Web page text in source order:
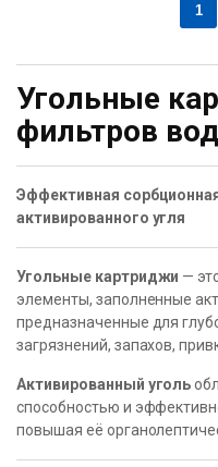
1
Угольные
фильтров
Эффективная
активированного угля
Угольные картриджи —
элементы, заполненные
предназначенные для
загрязнений, запахов,
Активированный уголь
способностью и
повышая её